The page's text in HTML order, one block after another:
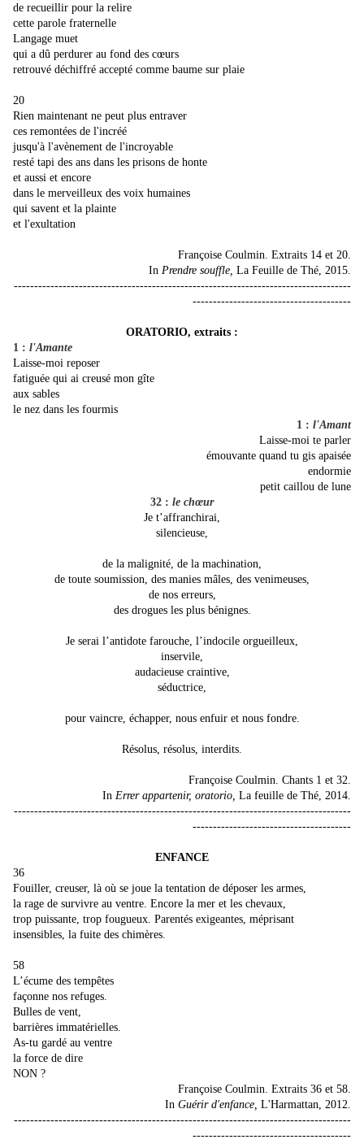
de recueillir pour la relire
cette parole fraternelle
Langage muet
qui a dû perdurer au fond des cœurs
retrouvé déchiffré accepté comme baume sur plaie
20
Rien maintenant ne peut plus entraver
ces remontées de l'incréé
jusqu'à l'avènement de l'incroyable
resté tapi des ans dans les prisons de honte
et aussi et encore
dans le merveilleux des voix humaines
qui savent et la plainte
et l'exultation
Françoise Coulmin. Extraits 14 et 20.
In Prendre souffle, La Feuille de Thé, 2015.
-----------------------------------------------------------------------------------
---------------------------------------
ORATORIO, extraits :
1 : l'Amante
Laisse-moi reposer
fatiguée qui ai creusé mon gîte
aux sables
le nez dans les fourmis
1 : l'Amant
Laisse-moi te parler
émouvante quand tu gis apaisée
endormie
petit caillou de lune
32 : le chœur
Je t’affranchirai,
silencieuse,
de la malignité, de la machination,
de toute soumission, des manies mâles, des venimeuses,
de nos erreurs,
des drogues les plus bénignes.
Je serai l’antidote farouche, l’indocile orgueilleux,
inservile,
audacieuse craintive,
séductrice,
pour vaincre, échapper, nous enfuir et nous fondre.
Résolus, résolus, interdits.
Françoise Coulmin. Chants 1 et 32.
In Errer appartenir, oratorio, La feuille de Thé, 2014.
-----------------------------------------------------------------------------------
---------------------------------------
ENFANCE
36
Fouiller, creuser, là où se joue la tentation de déposer les armes,
la rage de survivre au ventre. Encore la mer et les chevaux,
trop puissante, trop fougueux. Parentés exigeantes, méprisant
insensibles, la fuite des chimères.
58
L’écume des tempêtes
façonne nos refuges.
Bulles de vent,
barrières immatérielles.
As-tu gardé au ventre
la force de dire
NON ?
Françoise Coulmin. Extraits 36 et 58.
In Guérir d'enfance, L'Harmattan, 2012.
-----------------------------------------------------------------------------------
---------------------------------------